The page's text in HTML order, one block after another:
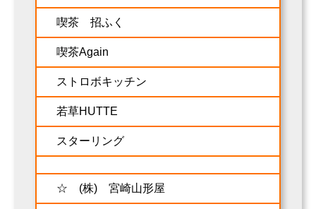
喫茶 招ふく
喫茶Again
ストロボキッチン
若草HUTTE
スターリング
☆ (株) 宮崎山形屋